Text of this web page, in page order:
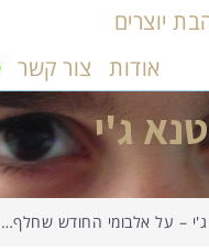
יוצרים
אודות
צור קשר
– על אלבומי החודש שחלף…